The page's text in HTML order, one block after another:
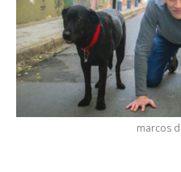
marcos